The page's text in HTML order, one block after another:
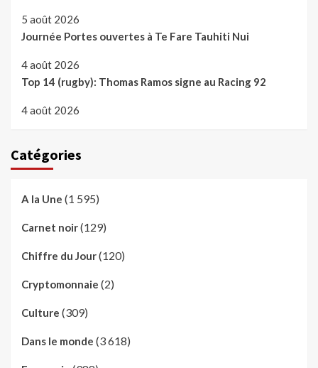
5 août 2026
Journée Portes ouvertes à Te Fare Tauhiti Nui
4 août 2026
Top 14 (rugby): Thomas Ramos signe au Racing 92
4 août 2026
Catégories
A la Une (1 595)
Carnet noir(129)
Chiffre du Jour(120)
Cryptomonnaie (2)
Culture (309)
Dans le monde (3 618)